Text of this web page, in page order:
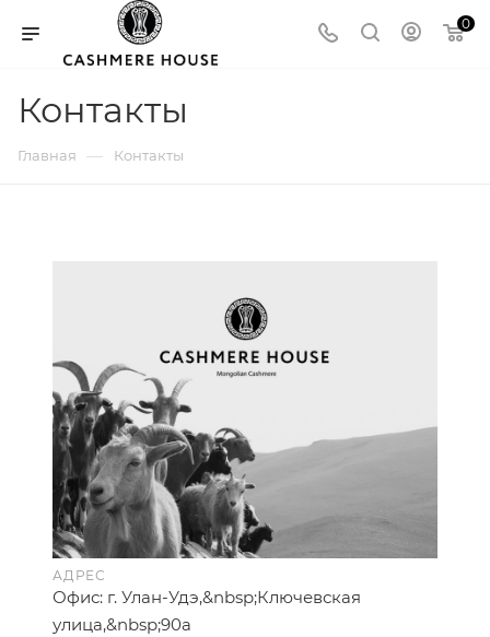
0
Контакты
Главная — Контакты
АДРЕС
Офис: г. Улан-Удэ,&nbsp;​Ключевская
улица,&nbsp;90а